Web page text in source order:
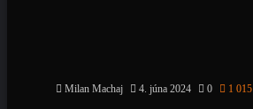
Milan Machaj 4. júna 2024 0 1 015